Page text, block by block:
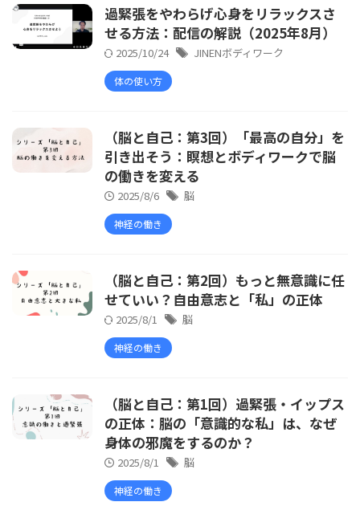
過緊張をやわらげ心身をリラックスさ
せる方法：配信の解説（2025年8月）
2025/10/24 JINENボディワーク
体の使い方
（脳と自己：第3回）「最高の自分」を
引き出そう：瞑想とボディワークで脳
の働きを変える
2025/8/6 脳
神経の働き
（脳と自己：第2回）もっと無意識に任
せていい？自由意志と「私」の正体
2025/8/1 脳
神経の働き
（脳と自己：第1回）過緊張・イップス
の正体：脳の「意識的な私」は、なぜ
身体の邪魔をするのか？
2025/8/1 脳
神経の働き